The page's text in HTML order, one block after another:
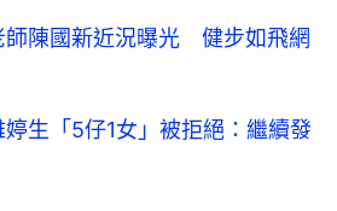
師陳國新近況曝光 健步如飛網
生「5仔1女」被拒絕：繼續發